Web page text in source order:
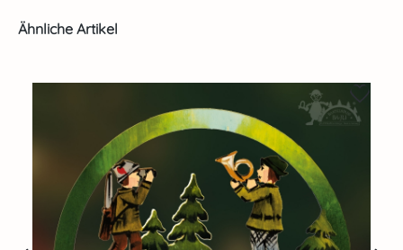
Produktgalerie überspringen
Ähnliche Artikel